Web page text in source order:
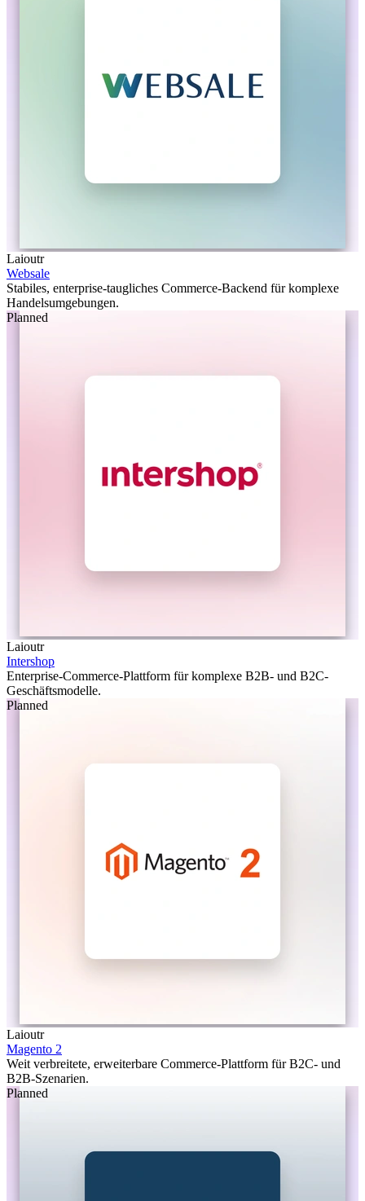
Laioutr
Websale
Stabiles, enterprise-taugliches Commerce-Backend für komplexe
Handelsumgebungen.
Planned
Laioutr
Intershop
Enterprise-Commerce-Plattform für komplexe B2B- und B2C-
Geschäftsmodelle.
Planned
Laioutr
Magento 2
Weit verbreitete, erweiterbare Commerce-Plattform für B2C- und
B2B-Szenarien.
Planned